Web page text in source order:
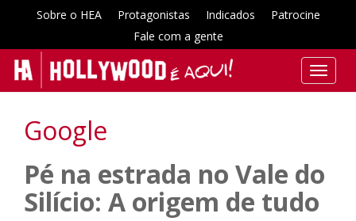
Sobre o HEA Protagonistas Indicados
Patrocine
Fale com a gente
T
o
n
a
Google
Pé na estrada no Vale do
Silício: A origem de tudo